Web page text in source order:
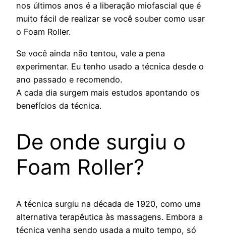
nos últimos anos é a liberação miofascial que é
muito fácil de realizar se você souber como usar
o Foam Roller.
Se você ainda não tentou, vale a pena
experimentar. Eu tenho usado a técnica desde o
ano passado e recomendo.
A cada dia surgem mais estudos apontando os
benefícios da técnica.
De onde surgiu o
Foam Roller?
A técnica surgiu na década de 1920, como uma
alternativa terapêutica às massagens. Embora a
técnica venha sendo usada a muito tempo, só